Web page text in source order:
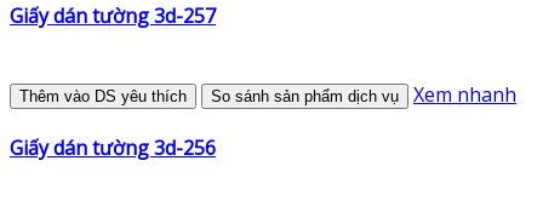
Giấy dán tường 3d-257
Thêm vào DS yêu thích So sánh sản phẩm dịch vụ Xem nhanh
Giấy dán tường 3d-256